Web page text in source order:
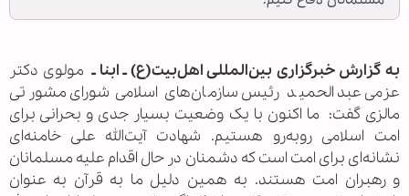
به گزارش خبرگزاری بین‌المللی اهل‌بیت(ع) ـ ابنا ـ مولوی دکتر
عزمی عبدالحمید رئیس سازمان‌های اسلامی شورای مشورتی
مالزی گفت: ما اکنون با یک وضعیت بسیار جدی و بحرانی برای
امت اسلامی روبه‌رو هستیم. شهادت آیت‌الله علی خامنه‌ای
نشانه‌ای برای امت است که دشمنان در حال اقدام علیه مسلمانان
و رهبران امت هستند. به همین دلیل ما به قرآن به عنوان